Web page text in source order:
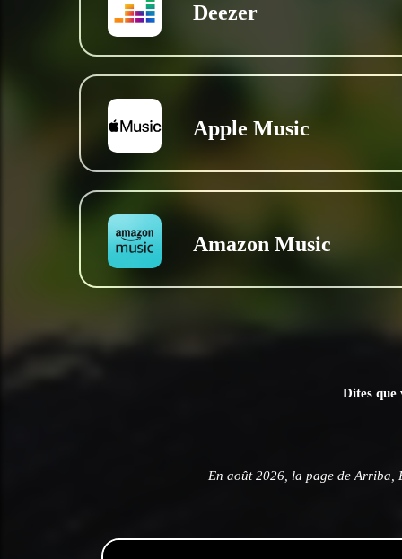
Deezer
Apple Music
Amazon Music
Dites que
En août 2026, la page de Arriba,